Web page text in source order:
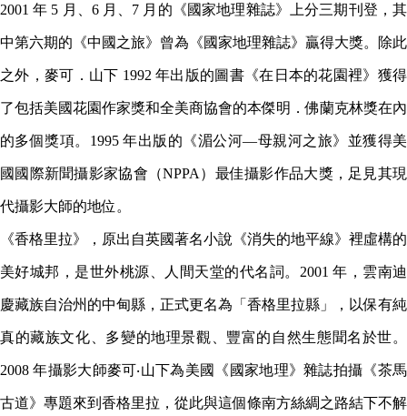
2001 年 5 月、6 月、7 月的《國家地理雜誌》上分三期刊登，其
中第六期的《中國之旅》曾為《國家地理雜誌》贏得大獎。除此
之外，麥可．山下 1992 年出版的圖書《在日本的花園裡》獲得
了包括美國花園作家獎和全美商協會的本傑明．佛蘭克林獎在內
的多個獎項。1995 年出版的《湄公河—母親河之旅》並獲得美
國國際新聞攝影家協會（NPPA）最佳攝影作品大獎，足見其現
代攝影大師的地位。
《香格里拉》，原出自英國著名小說《消失的地平線》裡虛構的
美好城邦，是世外桃源、人間天堂的代名詞。2001 年，雲南迪
慶藏族自治州的中甸縣，正式更名為「香格里拉縣」，以保有純
真的藏族文化、多變的地理景觀、豐富的自然生態聞名於世。
2008 年攝影大師麥可‧山下為美國《國家地理》雜誌拍攝《茶馬
古道》專題來到香格里拉，從此與這個條南方絲綢之路結下不解